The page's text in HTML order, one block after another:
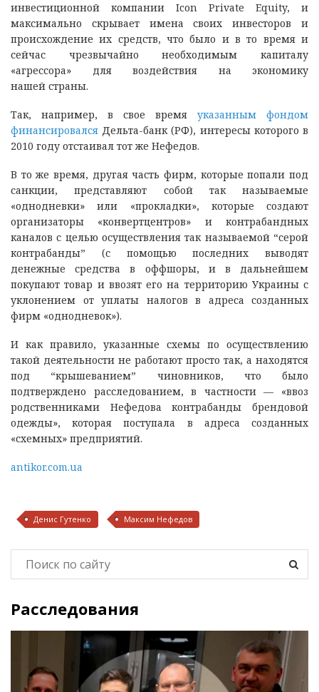
инвестиционной компании Icon Private Equity, и
максимально скрывает имена своих инвесторов и
происхождение их средств, что было и в то время и
сейчас чрезвычайно необходимым капиталу
«агрессора» для воздействия на экономику
нашей страны.
Так, например, в свое время указанным фондом
финансировался Дельта-банк (РФ), интересы которого в
2010 году отстаивал тот же Нефедов.
В то же время, другая часть фирм, которые попали под
санкции, представляют собой так называемые
«однодневки» или «прокладки», которые создают
организаторы «конвертцентров» и контрабандных
каналов с целью осуществления так называемой “серой
контрабанды” (с помощью последних выводят
денежные средства в оффшоры, и в дальнейшем
покупают товар и ввозят его на территорию Украины с
уклонением от уплаты налогов в адреса созданных
фирм «однодневок»).
И как правило, указанные схемы по осуществлению
такой деятельности не работают просто так, а находятся
под “крышеванием” чиновников, что было
подтверждено расследованием, в частности — «ввоз
родственниками Нефедова контрабанды брендовой
одежды», которая поступала в адреса созданных
«схемных» предприятий.
antikor.com.ua
Денис Гутенко Максим Нефедов
Расследования